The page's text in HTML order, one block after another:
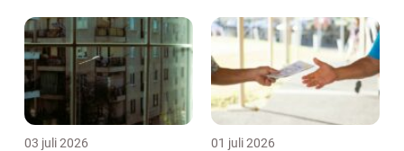
03 juli 2026 01 juli 2026